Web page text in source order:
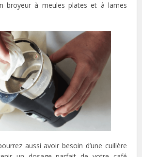
broyeur à meules plates et à lames
aussi avoir besoin d’une cuillère